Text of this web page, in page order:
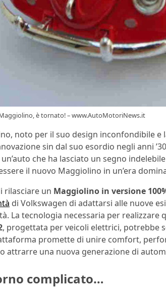
è tornato! – www.AutoMotoriNews.it
noto per il suo design inconfondibile e
sin dal suo esordio negli anni
che ha lasciato un segno
il nuovo Maggiolino in un’era
rilasciare un Maggiolino in versione
di Volkswagen di adattarsi alle nuove
La tecnologia necessaria per
, progettata per veicoli elettrici, potrebbe
promette di unire comfort,
attrarre una nuova generazione di
complicato…